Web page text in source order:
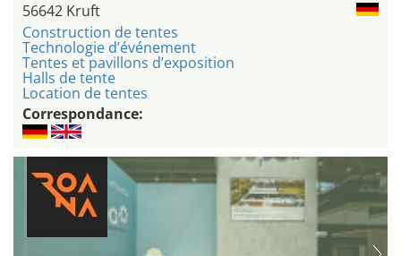
56642 Kruft
Construction de tentes
Technologie d’événement
Tentes et pavillons d’exposition
Halls de tente
Location de tentes
Correspondance: